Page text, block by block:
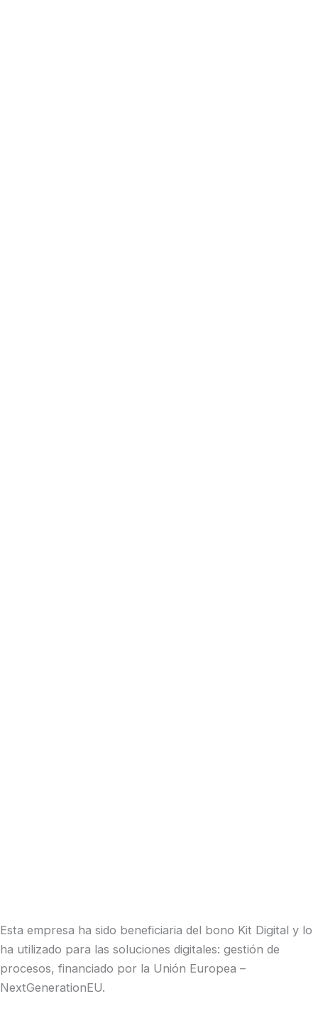
Esta empresa ha sido beneficiaria del bono Kit Digital y lo
ha utilizado para las soluciones digitales: gestión de
procesos, financiado por la Unión Europea –
NextGenerationEU.